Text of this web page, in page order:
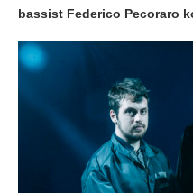
bassist Federico Pecoraro